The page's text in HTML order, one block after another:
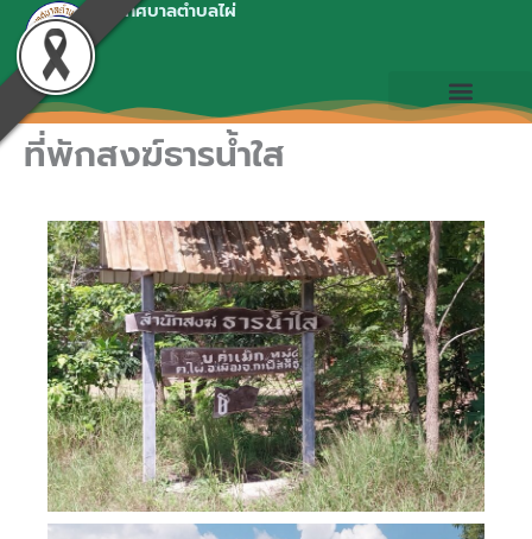
Skip
content
เทศบาลตำบลไผ่
ที่พักสงฆ์ธารน้ำใส